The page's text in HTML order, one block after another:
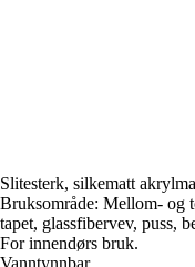
Slitesterk, silkematt
Bruksområde: Mellom- og
tapet, glassfibervev, puss,
For innendørs bruk.
Vanntynnbar.